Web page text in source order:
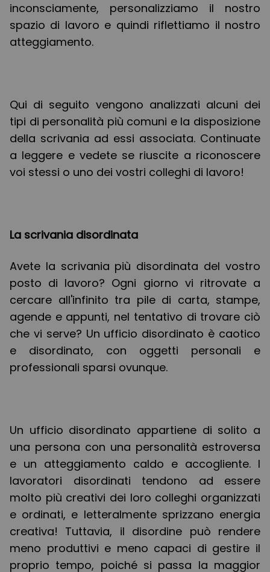
inconsciamente, personalizziamo il nostro
spazio di lavoro e quindi riflettiamo il nostro
atteggiamento.
Qui di seguito vengono analizzati alcuni dei
tipi di personalità più comuni e la disposizione
della scrivania ad essi associata. Continuate
a leggere e vedete se riuscite a riconoscere
voi stessi o uno dei vostri colleghi di lavoro!
La scrivania disordinata
Avete la scrivania più disordinata del vostro
posto di lavoro? Ogni giorno vi ritrovate a
cercare all'infinito tra pile di carta, stampe,
agende e appunti, nel tentativo di trovare ciò
che vi serve? Un ufficio disordinato è caotico
e disordinato, con oggetti personali e
professionali sparsi ovunque.
Un ufficio disordinato appartiene di solito a
una persona con una personalità estroversa
e un atteggiamento caldo e accogliente. I
lavoratori disordinati tendono ad essere
molto più creativi dei loro colleghi organizzati
e ordinati, e letteralmente sprizzano energia
creativa! Tuttavia, il disordine può rendere
meno produttivi e meno capaci di gestire il
proprio tempo, poiché si passa la maggior